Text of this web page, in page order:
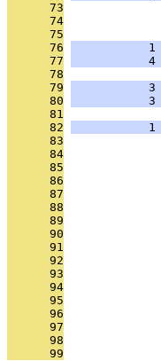
      73
      74
      75
      76
1
      77
4
      78
      79
3
      80
3
      81
      82
1
      83
      84
      85
      86
      87
      88
      89
      90
      91
      92
      93
      94
      95
      96
      97
      98
      99